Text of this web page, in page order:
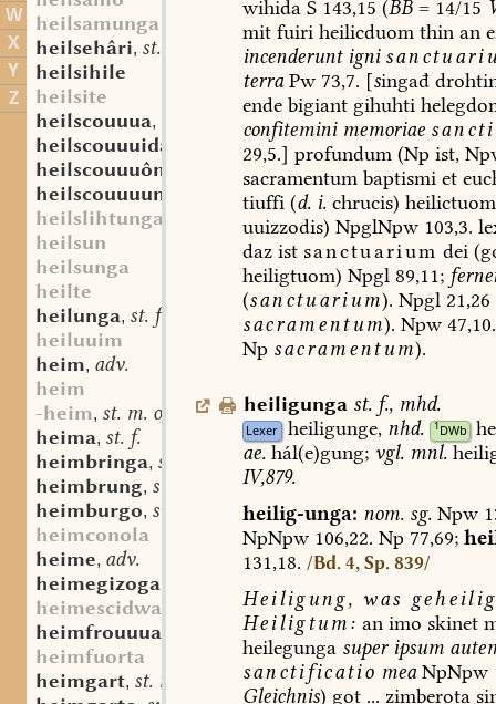
W
X
Y
Z
heilsamunga
heilsehâri, st. m.
heilsihile
heilsite
heilscouuua,
heilscouuuida
heilscouuuôn
heilscouuuunga
heilslihtunga
heilsun
heilsunga
heilte
heilunga, st. f.
heiluuim
heim, adv.
heim
-heim, st. m. oder n.
heima, st. f.
heimbringa, sw. f.
heimbrung, st. m.
heimburgo, sw. m.
heimconola
heime, adv.
heimegizogan
heimescidwar
heimfrouuua
heimfuorta
heimgart, st. m.
wihidaS143,15 (BB=14/15
mitfuiriheilicduomthinan
incenderunt igni
terraPw73,7. [singađ
endebigiantgihuhti
confiteminimemoriae
29,5.] profundum (Npist,
sacramentumbaptismiet
tiuffi(d.i.chrucis) heilictuom
uuizzodis) NpglNpw103,3.
dazist sanctuarium dei
heiligtuom) Npgl89,11;
(sanctuarium). Npgl 21,26
sacramentum). Npw 47,10.
Np sacramentum).
heiligunga st. f., mhd.
Lexer heiligunge, nhd. 1DWb
ae. hál(e)gung; vgl.mnl.
IV,879.
heilig-unga: nom.sg.Npw
NpNpw 106,22. Np77,69;
131,18. /Bd. 4, Sp. 839/
Heiligung, was
Heiligtum: an imo skinet
heilegunga superipsum
sanctificatio meaNpNpw
Gleichnis) got ... zimberota